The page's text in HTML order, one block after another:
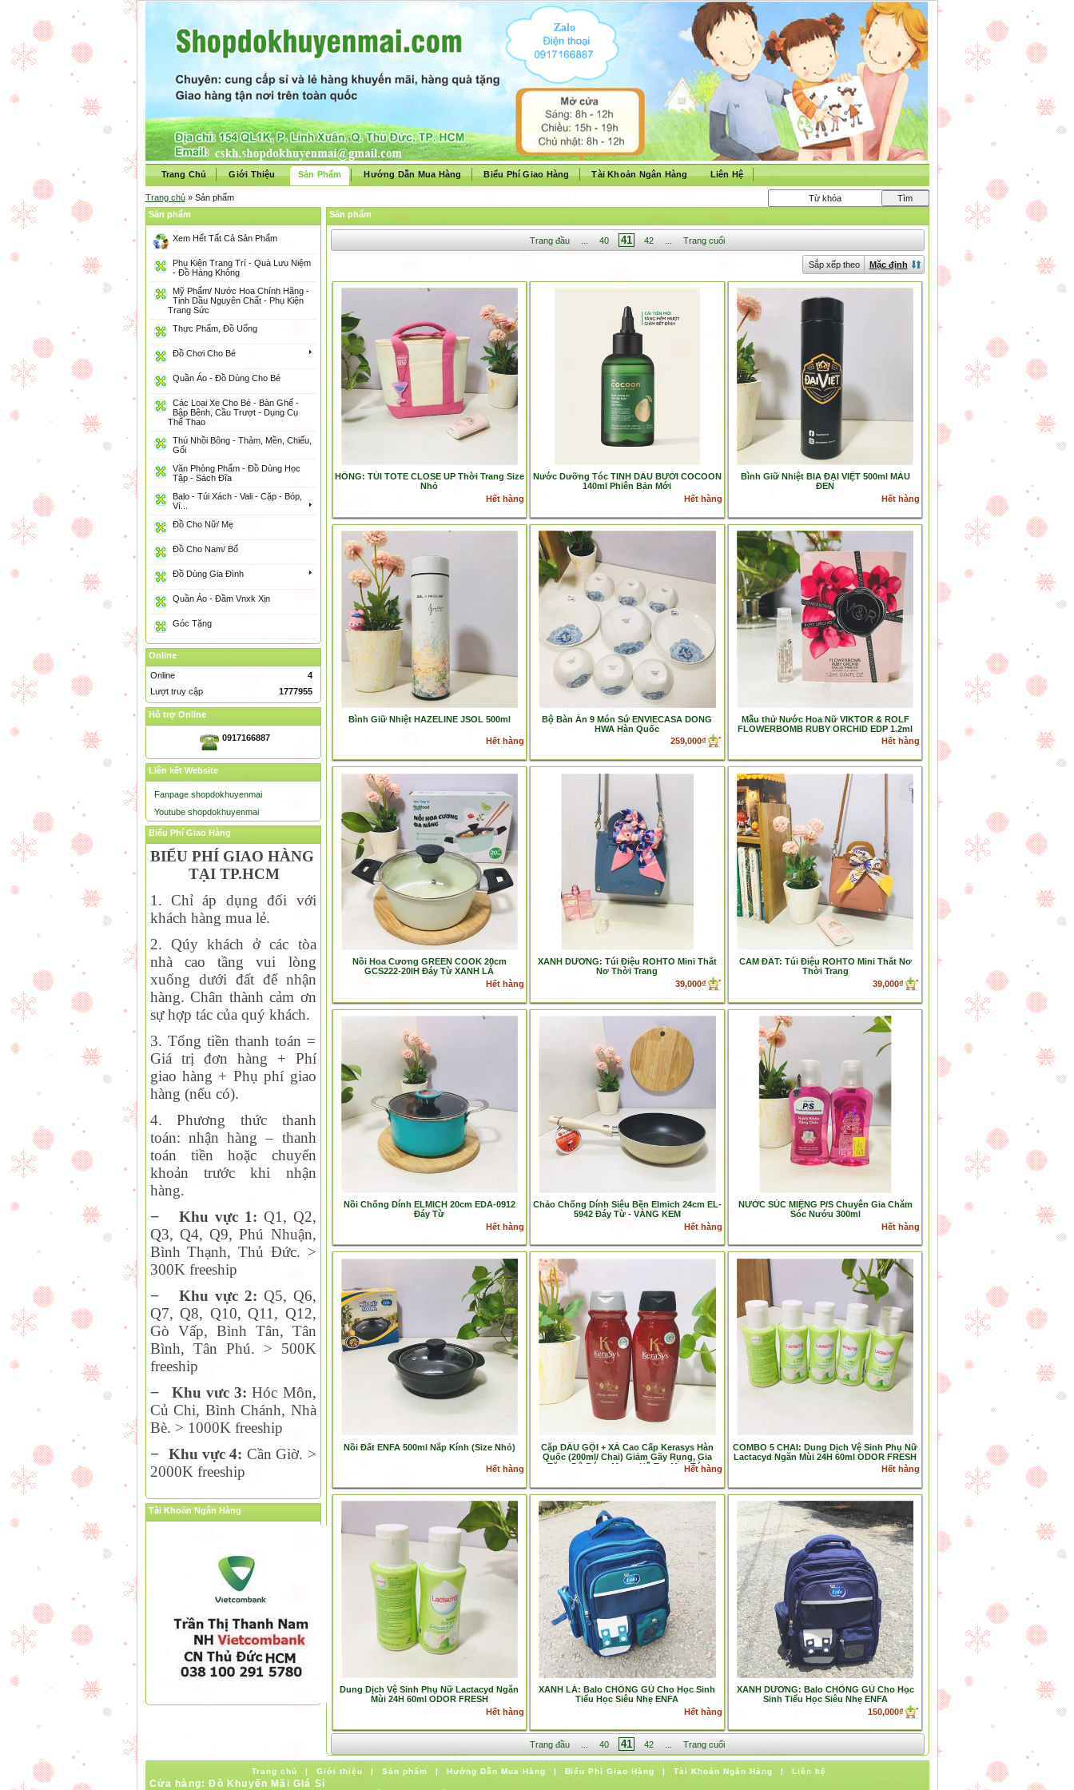
Trang Chủ Giới Thiệu Sản Phẩm Hướng Dẫn Mua Hàng Biểu Phí Giao Hàng Tài Khoản Ngân Hàng Liên Hệ
Trang chủ» Sản phẩm
Sản phẩm
Trang đầu 40 41 42 Trang cuối
Sắp xếp theo Mặc định
HỒNG: TÚI TOTE CLOSE UP Thời Trang Size
Nhỏ
Hết hàng
Nước Dưỡng Tóc TINH DẦU BƯỞI COCOON
140ml Phiên Bản Mới
Hết hàng
Bình Giữ Nhiệt BIA ĐẠI VIỆT 500ml MÀU
ĐEN
Hết hàng
Bình Giữ Nhiệt HAZELINE JSOL 500ml
Hết hàng
Bộ Bàn Ăn 9 Món Sứ ENVIECASA DONG
HWA Hàn Quốc
259,000₫
Mẫu thử Nước Hoa Nữ VIKTOR & ROLF
FLOWERBOMB RUBY ORCHID EDP 1.2ml
Hết hàng
Nồi Hoa Cương GREEN COOK 20cm
GCS222-20IH Đáy Từ XANH LÁ
Hết hàng
XANH DƯƠNG: Túi Điệu ROHTO Mini Thắt
Nơ Thời Trang
39,000₫
CAM ĐẤT: Túi Điệu ROHTO Mini Thắt Nơ
Thời Trang
39,000₫
Nồi Chống Dính ELMICH 20cm EDA-0912
Đáy Từ
Hết hàng
Chảo Chống Dính Siêu Bền Elmich 24cm EL-
5942 Đáy Từ - VÀNG KEM
Hết hàng
NƯỚC SÚC MIỆNG P/S Chuyên Gia Chăm
Sóc Nướu 300ml
Hết hàng
Nồi Đất ENFA 500ml Nắp Kính (Size Nhỏ)
Hết hàng
Cặp DẦU GỘI + XẢ Cao Cấp Kerasys Hàn
Quốc (200ml/ Chai) Giảm Gãy Rụng, Gia
Tăng Độ Bóng Mượt, Hỗ Trợ Mọc Tóc
Hết hàng
COMBO 5 CHAI: Dung Dịch Vệ Sinh Phụ Nữ
Lactacyd Ngăn Mùi 24H 60ml ODOR FRESH
Hết hàng
Dung Dịch Vệ Sinh Phụ Nữ Lactacyd Ngăn
Mùi 24H 60ml ODOR FRESH
Hết hàng
XANH LÁ: Balo CHỐNG GÙ Cho Học Sinh
Tiểu Học Siêu Nhẹ ENFA
Hết hàng
XANH DƯƠNG: Balo CHỐNG GÙ Cho Học
Sinh Tiểu Học Siêu Nhẹ ENFA
150,000₫
Trang đầu ... 40 41 42 ... Trang cuối
Sản phẩm
Xem Hết Tất Cả Sản Phẩm
Phụ Kiện Trang Trí - Quà Lưu Niệm
- Đồ Hàng Không
Mỹ Phẩm/ Nước Hoa Chính Hãng -
Tinh Dầu Nguyên Chất - Phụ Kiện
Trang Sức
Thực Phẩm, Đồ Uống
Đồ Chơi Cho Bé
Quần Áo - Đồ Dùng Cho Bé
Các Loại Xe Cho Bé - Bàn Ghế -
Bập Bênh, Cầu Trượt - Dụng Cụ
Thể Thao
Thú Nhồi Bông - Thảm, Mền, Chiếu,
Gối
Văn Phòng Phẩm - Đồ Dùng Học
Tập - Sách Đĩa
Balo - Túi Xách - Vali - Cặp - Bóp,
Ví...
Đồ Cho Nữ/ Mẹ
Đồ Cho Nam/ Bố
Đồ Dùng Gia Đình
Quần Áo - Đầm Vnxk Xịn
Góc Tặng
Online
Online
4
Lượt truy cập
1777955
Hỗ trợ Online
0917166887
Liên kết Website
Fanpage shopdokhuyenmai
Youtube shopdokhuyenmai
Biểu Phí Giao Hàng
BIỂU PHÍ GIAO HÀNG
TẠI TP.HCM
1. Chỉ áp dụng đối với
khách hàng mua lẻ.
2. Qúy khách ở các tòa
nhà cao tầng vui lòng
xuống dưới đất để nhận
hàng. Chân thành cảm ơn
sự hợp tác của quý khách.
3. Tổng tiền thanh toán =
Giá trị đơn hàng + Phí
giao hàng + Phụ phí giao
hàng (nếu có).
4. Phương thức thanh
toán: nhận hàng – thanh
toán tiền hoặc chuyển
khoản trước khi nhận
hàng.
−
Khu vực 1: Q1, Q2,
Q3, Q4, Q9, Phú Nhuận,
Bình Thạnh, Thủ Đức. >
300K freeship
−
Khu vực 2: Q5, Q6,
Q7, Q8, Q10, Q11, Q12,
Gò Vấp, Bình Tân, Tân
Bình, Tân Phú. > 500K
freeship
−
Khu vưc 3:Hóc Môn,
Củ Chi, Bình Chánh, Nhà
Bè. > 1000K freeship
− Khu vực 4: Cần Giờ. >
2000K freeship
Tài Khoản Ngân Hàng
Trang chủ Giới thiệu Sản phẩm Hướng Dẫn Mua Hàng Biểu Phí Giao Hàng Tài Khoản Ngân Hàng Liên hệ
Cửa hàng: Đồ Khuyến Mãi Giá Sỉ